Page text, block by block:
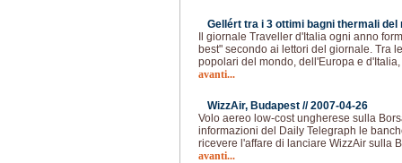
Gellért tra i 3 ottimi bagni thermali del
Il giornale Traveller d'Italia ogni anno
best" secondo ai lettori del giornale. Tra
popolari del mondo, dell'Europa e
avanti...
WizzAir, Budapest //2007-04-26
Volo aereo low-cost ungherese sulla
informazioni del Daily Telegraph le
ricevere l'affare di lanciare WizzAir sulla
avanti...